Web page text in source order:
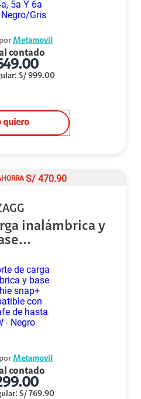
Metamovil
contado
: S/ 999.00
quiero
S/ 470.90
inalámbrica y
Metamovil
contado
: S/ 769.90